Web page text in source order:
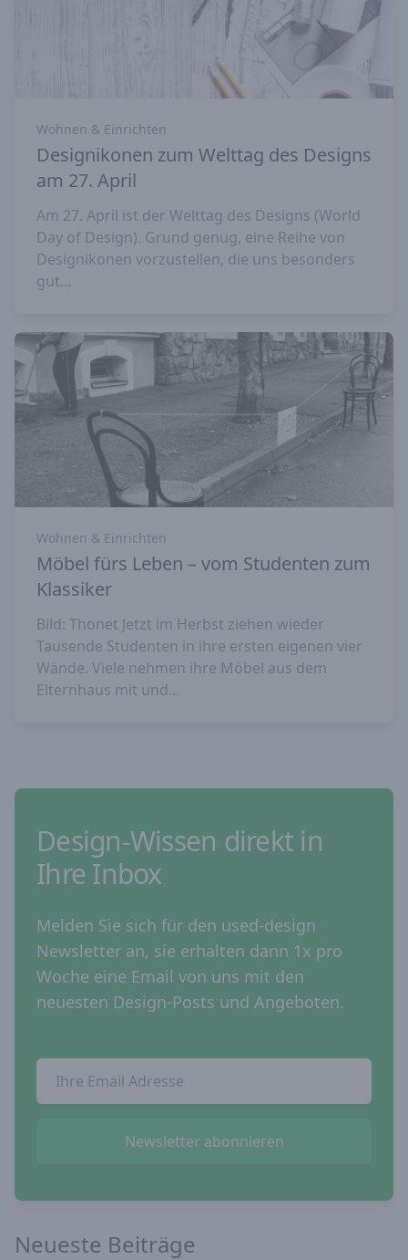
Wohnen & Einrichten
Designikonen zum Welttag des Designs
am 27. April
Am 27. April ist der Welttag des Designs (World
Day of Design). Grund genug, eine Reihe von
Designikonen vorzustellen, die uns besonders
gut...
Wohnen & Einrichten
Möbel fürs Leben – vom Studenten zum
Klassiker
Bild: Thonet Jetzt im Herbst ziehen wieder
Tausende Studenten in ihre ersten eigenen vier
Wände. Viele nehmen ihre Möbel aus dem
Elternhaus mit und...
Design-Wissen direkt in
Ihre Inbox
Melden Sie sich für den used-design
Newsletter an, sie erhalten dann 1x pro
Woche eine Email von uns mit den
neuesten Design-Posts und Angeboten.
Email Addresse
Newsletter abonnieren
Neueste Beiträge